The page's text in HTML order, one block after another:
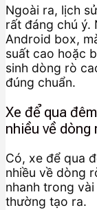
Ngoài ra, lịch
rất đáng chú ý.
Android box,
suất cao hoặc
sinh dòng rò
đúng chuẩn.
Xe để qua
nhiều về dòng
Có, xe để qua
nhiều về dòng
nhanh trong
thường tạo ra.